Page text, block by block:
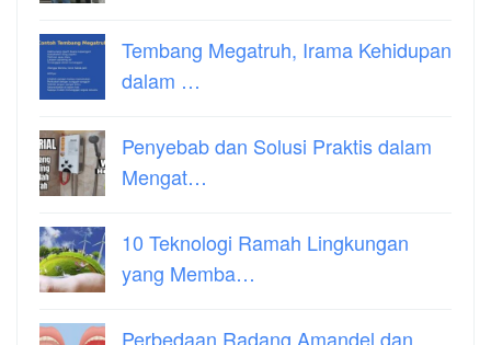
Tembang Megatruh, Irama Kehidupan
dalam …
Penyebab dan Solusi Praktis dalam
Mengat…
10 Teknologi Ramah Lingkungan
yang Memba…
Perbedaan Radang Amandel dan